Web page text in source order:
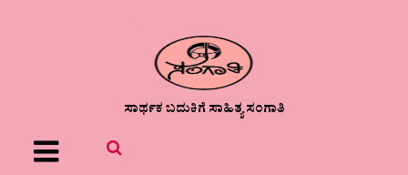
ಸಾರ್ಥಕ ಬದುಕಿಗೆ ಸಾಹಿತ್ಯ ಸಂಗಾತಿ
Menu